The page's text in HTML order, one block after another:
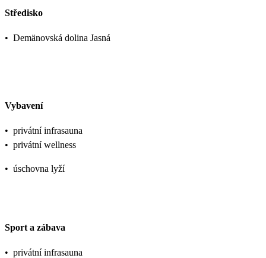
Středisko
• Demänovská dolina Jasná
Vybavení
• privátní infrasauna
• privátní wellness
• úschovna lyží
Sport a zábava
• privátní infrasauna